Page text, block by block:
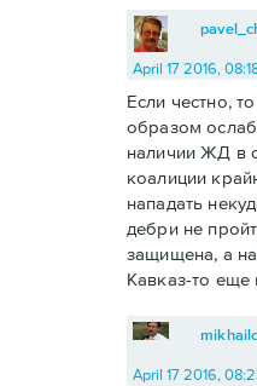
April 17 2016,
Если честно,
образом
наличии ЖД в
коалиции
нападать
дебри не
защищена, а
Кавказ-то еще
April 17 2016,